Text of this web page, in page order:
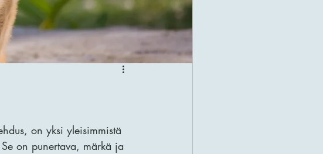
on yksi yleisimmistä
on punertava, märkä ja